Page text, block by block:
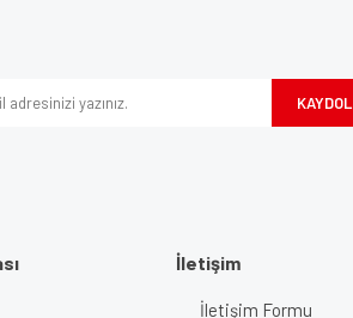
KAYDOL
İletişim
İletişim Formu